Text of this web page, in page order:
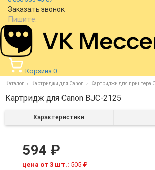
Заказать звонок
Пишите:
Корзина 0
Каталог Картриджи для Canon Картриджи для принтера
Картридж для Canon BJC-2125
Характеристики
594 ₽
цена от 3 шт.: 505 ₽